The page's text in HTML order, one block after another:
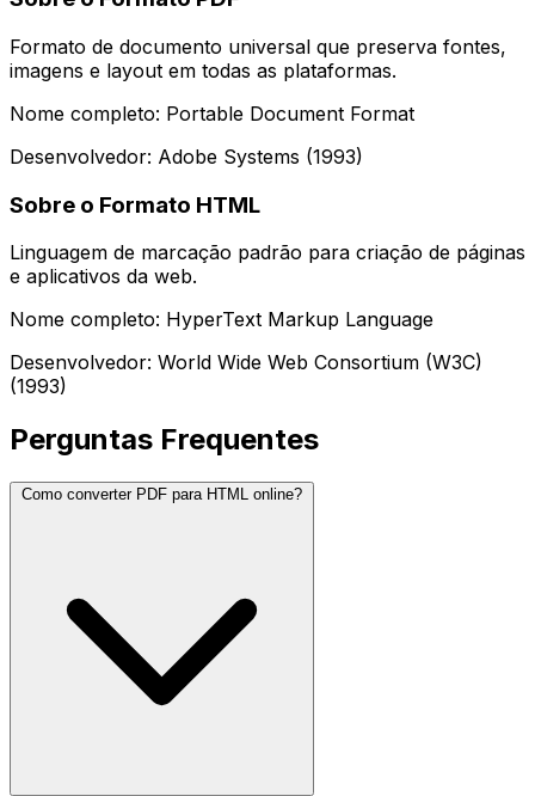
Formato de documento universal que preserva fontes,
imagens e layout em todas as plataformas.
Nome completo: Portable Document Format
Desenvolvedor: Adobe Systems (1993)
Sobre o Formato HTML
Linguagem de marcação padrão para criação de páginas
e aplicativos da web.
Nome completo: HyperText Markup Language
Desenvolvedor: World Wide Web Consortium (W3C)
(1993)
Perguntas Frequentes
Como converter PDF para HTML online?